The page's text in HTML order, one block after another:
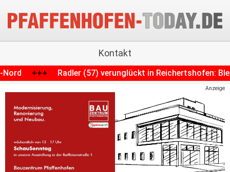
Kontakt
in Reichertshofen: Blessuren und Strafanzeige
Anzeige